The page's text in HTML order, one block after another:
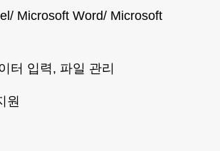
Microsoft Word/ Microsoft
터 입력, 파일 관리
원